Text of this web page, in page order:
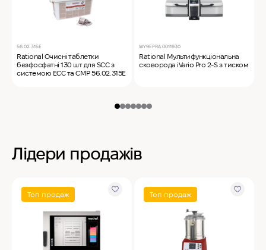
56.02.315E
Rational Очисні таблетки
безфосфатні 130 шт для SCC з
системою ECC та CMP 56.02.315E
WY9EPRA.0011930
Rational Мультифункціональна
сковорода iVario Pro 2-S з тиском
Лідери продажів
Топ продаж Топ продаж